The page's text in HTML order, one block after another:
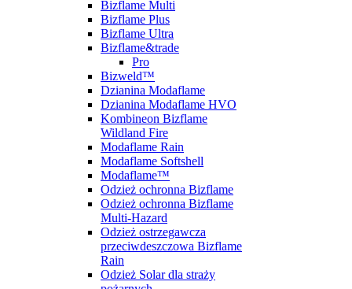
Bizflame Multi
Bizflame Plus
Bizflame Ultra
Bizflame&trade
Pro
Bizweld™
Dzianina Modaflame
Dzianina Modaflame HVO
Kombineon Bizflame
Wildland Fire
Modaflame Rain
Modaflame Softshell
Modaflame™
Odzież ochronna Bizflame
Odzież ochronna Bizflame
Multi-Hazard
Odzież ostrzegawcza
przeciwdeszczowa Bizflame
Rain
Odzież Solar dla straży